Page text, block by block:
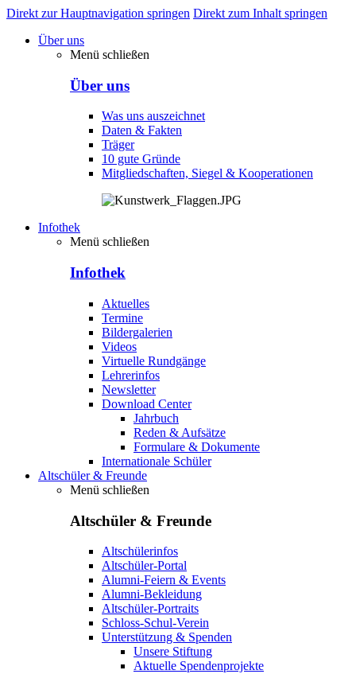
Direkt zur Hauptnavigation springen Direkt zum Inhalt springen
Über uns
Menü schließen
Über uns
Was uns auszeichnet
Daten & Fakten
Träger
10 gute Gründe
Mitgliedschaften, Siegel & Kooperationen
Infothek
Menü schließen
Infothek
Aktuelles
Termine
Bildergalerien
Videos
Virtuelle Rundgänge
Lehrerinfos
Newsletter
Download Center
Jahrbuch
Reden & Aufsätze
Formulare & Dokumente
Internationale Schüler
Altschüler & Freunde
Menü schließen
Altschüler & Freunde
Altschülerinfos
Altschüler-Portal
Alumni-Feiern & Events
Alumni-Bekleidung
Altschüler-Portraits
Schloss-Schul-Verein
Unterstützung & Spenden
Unsere Stiftung
Aktuelle Spendenprojekte